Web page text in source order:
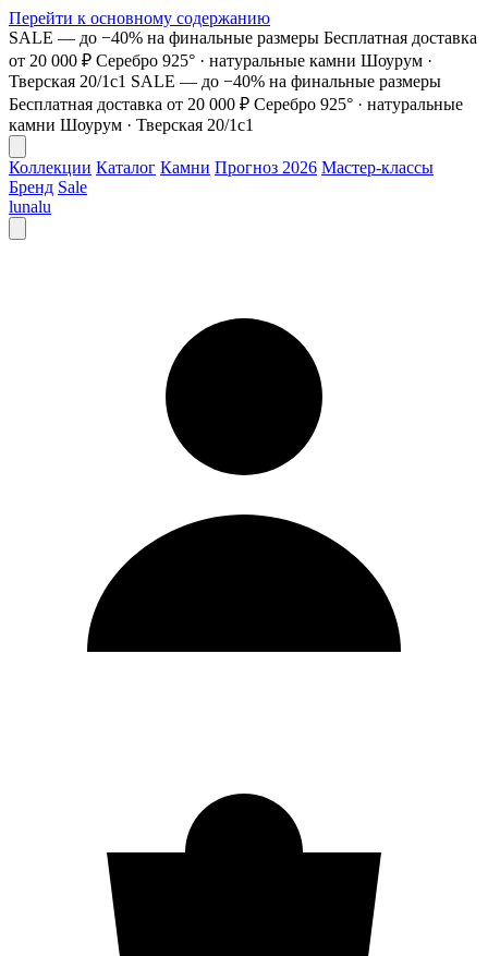
Перейти к основному содержанию
SALE — до −40% на финальные размеры Бесплатная доставка
от 20 000 ₽ Серебро 925° · натуральные камни Шоурум ·
Тверская 20/1с1 SALE — до −40% на финальные размеры
Бесплатная доставка от 20 000 ₽ Серебро 925° · натуральные
камни Шоурум · Тверская 20/1с1
Коллекции Каталог Камни Прогноз 2026 Мастер-классы
Бренд Sale
lunalu